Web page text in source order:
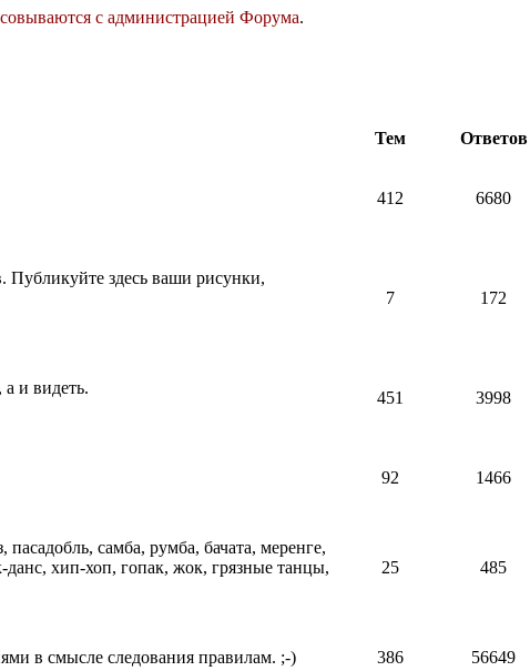
с администрацией Форума.
Тем Ответов
412 6680
Публикуйте здесь ваши рисунки,
7 172
и видеть.
451 3998
92 1466
пасадобль, самба, румба, бачата, меренге,
данс, хип-хоп, гопак, жок, грязные танцы,
25 485
в смысле следования правилам. ;-)
386 56649